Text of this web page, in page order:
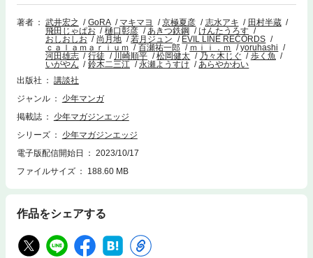
のための二重奏』、大人気連載作品『ヒプノシスマイク -Division Rap Bat
tle- side D.H & B.A.T+』『江戸前エルフ』『しかのこのこのここしたんた
ん』『国産少女クラリス』『中禅寺先生物怪講義録』他、特別読み切り
『ゾンビは走らねえんだよ』など「好き」を極めたラインナップ！！ ※
『濁る瞳で何を願う ハイセルク戦記』『ブレス』は休載です。
著者 武井宏之 GoRA マキマヨ 京極夏彦 志水アキ
田村半蔵
飛田じゃぱお
樋口彰彦 あきつ鉄鋼
けんたうろす
おしおしお
尚月地 若月ジュン
EVIL LINE RECORDS
ｃａｌａｍａｒｉｕｍ
百瀬祐一郎 ｍｉｉ．ｍ
yoruhashi
河田雄志
行徒 川崎順平 松岡健太 乃々木じぐ
歩く魚
いがやん
鈴木二三江 永瀬ようすけ
あらやかわい
出版社
講談社
ジャンル
少年マンガ
掲載誌
少年マガジンエッジ
シリーズ
少年マガジンエッジ
電子版配信開始日
2023/10/17
ファイルサイズ
188.60 MB
作品をシェアする